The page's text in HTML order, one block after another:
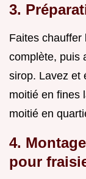
3.
Faites chauffer
complète, puis
sirop. Lavez et
moitié en fines
moitié en
4.
pour